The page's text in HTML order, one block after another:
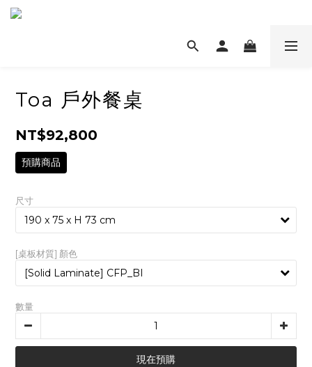
Toa 戶外餐桌
NT$92,800
預購商品
尺寸
[桌板材質] 顏色
數量
現在預購